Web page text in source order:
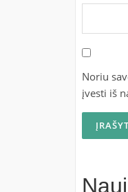
Noriu
įvesti iš